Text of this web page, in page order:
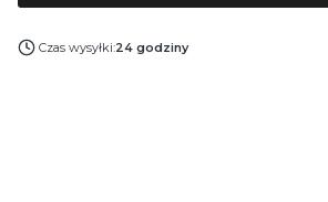
Czas wysyłki:24 godziny